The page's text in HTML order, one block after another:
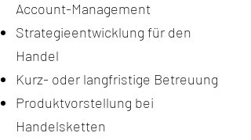
Account-Management
Strategieentwicklung für den
Handel
Kurz- oder langfristige Betreuung
Produktvorstellung bei
Handelsketten